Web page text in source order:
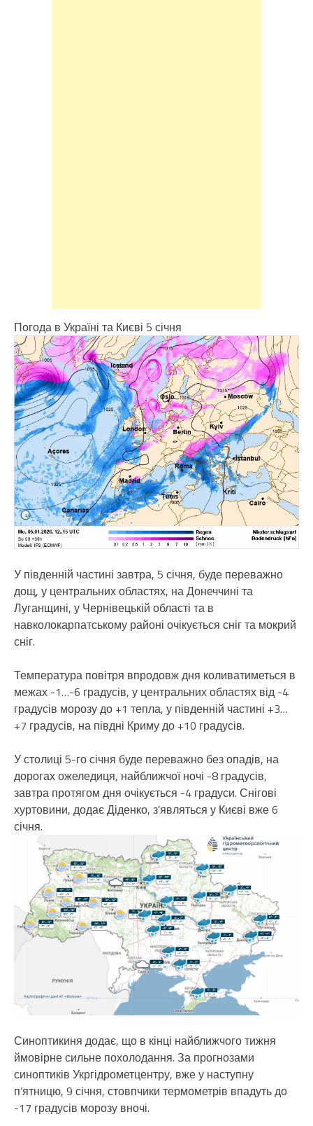
Погода в Україні та Києві 5 січня
У південній частині завтра, 5 січня, буде переважно
дощ, у центральних областях, на Донеччині та
Луганщині, у Чернівецькій області та в
навколокарпатському районі очікується сніг та мокрий
сніг.
Температура повітря впродовж дня коливатиметься в
межах -1…-6 градусів, у центральних областях від -4
градусів морозу до +1 тепла, у південній частині +3…
+7 градусів, на півдні Криму до +10 градусів.
У столиці 5-го січня буде переважно без опадів, на
дорогах ожеледиця, найближчої ночі -8 градусів,
завтра протягом дня очікується -4 градуси. Снігові
хуртовини, додає Діденко, з’являться у Києві вже 6
січня.
Синоптикиня додає, що в кінці найближчого тижня
ймовірне сильне похолодання. За прогнозами
синоптиків Укргідрометцентру, вже у наступну
п’ятницю, 9 січня, стовпчики термометрів впадуть до
-17 градусів морозу вночі.